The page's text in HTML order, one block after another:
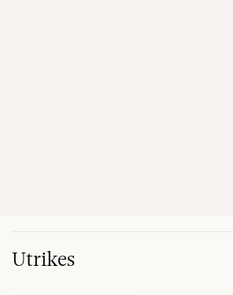
Utrikes